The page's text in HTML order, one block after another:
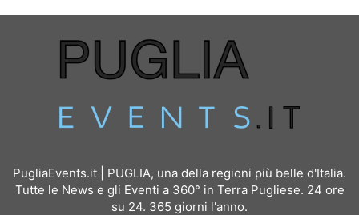
PugliaEvents.it | PUGLIA, una della regioni più belle d'Italia.
Tutte le News e gli Eventi a 360° in Terra Pugliese. 24 ore
su 24. 365 giorni l'anno.